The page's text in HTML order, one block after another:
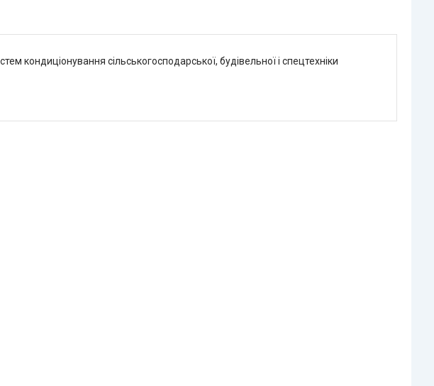
кондиціонування сільськогосподарської, будівельної і спецтехніки